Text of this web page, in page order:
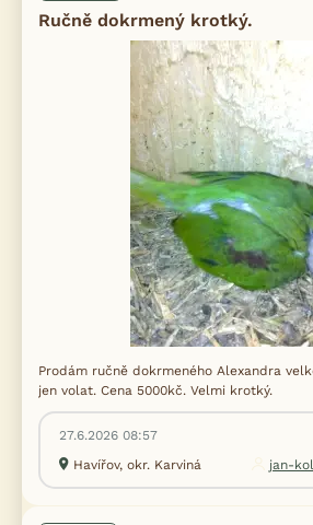
Ručně dokrmený krotký.
Prodám ručně dokrmeného Alexandra
jen volat. Cena 5000kč. Velmi krotký.
27.6.2026 08:57
Havířov, okr. Karviná
jan-